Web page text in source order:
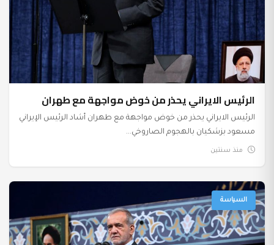
الرئيس الايراني يحذر من خوض مواجهة مع طهران
الرئيس الايراني يحذر من خوض مواجهة مع طهران أشاد الرئيس الإيراني
مسعود بزشكيان بالهجوم الصاروخي...
منذ سنتين
السياسة